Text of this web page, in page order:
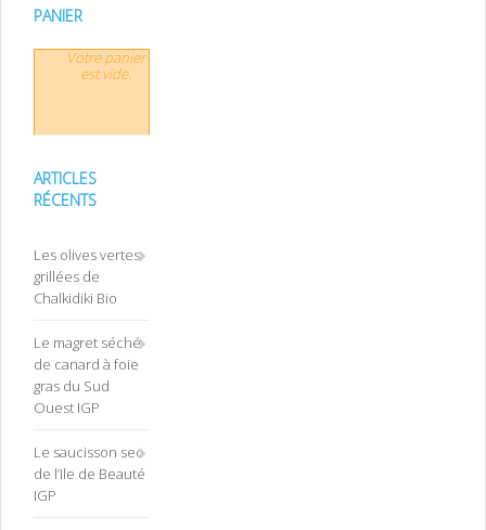
PANIER
Votre panier
est vide.
ARTICLES
RÉCENTS
Les olives vertes
grillées de
Chalkidiki Bio
Le magret séché
de canard à foie
gras du Sud
Ouest IGP
Le saucisson sec
de l’Ile de Beauté
IGP